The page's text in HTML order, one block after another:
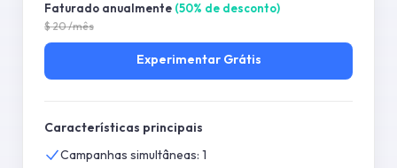
Faturado anualmente (50% de desconto)
$20/mês
Experimentar Grátis
Características principais
Campanhas simultâneas: 1